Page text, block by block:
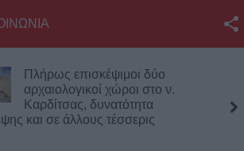
Twitter
YouTube
Πλήρως επισκέψιμοι δύο
αρχαιολογικοί χώροι στο ν.
Καρδίτσας, δυνατότητα
και σε άλλους τέσσερις